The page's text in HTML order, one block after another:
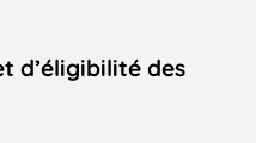
d’éligibilité des